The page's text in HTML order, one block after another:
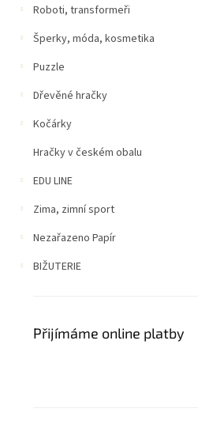
Roboti, transformeři
Šperky, móda, kosmetika
Puzzle
Dřevěné hračky
Kočárky
Hračky v českém obalu
EDU LINE
Zima, zimní sport
Nezařazeno Papír
BIŽUTERIE
Přijímáme online platby